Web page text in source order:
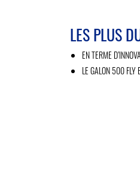
LES PLUS
EN TERME
LE GALON 500 FLY